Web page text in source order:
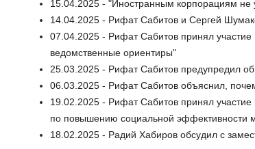
15.04.2025 - "Иностранным корпорациям не
14.04.2025 - Рифат Сабитов и Сергей
07.04.2025 - Рифат Сабитов принял
ведомственные ориентиры"
25.03.2025 - Рифат Сабитов предупредил
06.03.2025 - Рифат Сабитов объяснил,
19.02.2025 - Рифат Сабитов принял
по повышению социальной эффективности
18.02.2025 - Радий Хабиров обсудил с